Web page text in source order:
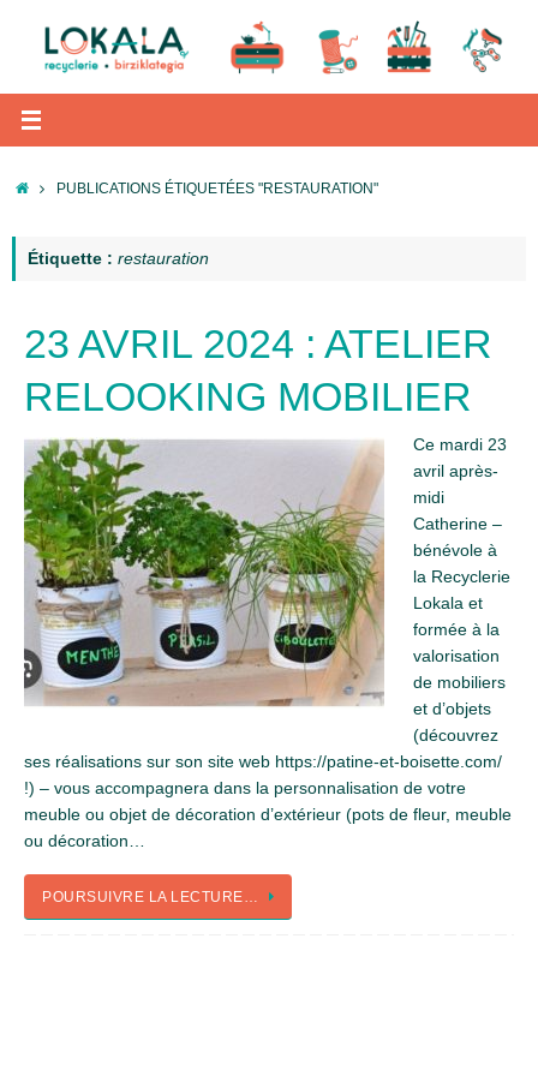
contenu
ACCUEIL
PUBLICATIONS ÉTIQUETÉES "RESTAURATION"
Étiquette : restauration
23 AVRIL 2024 : ATELIER
RELOOKING MOBILIER
Ce mardi 23
avril après-
midi
Catherine –
bénévole à
la Recyclerie
Lokala et
formée à la
valorisation
de mobiliers
et d’objets
(découvrez
ses réalisations sur son site web https://patine-et-boisette.com/
!) – vous accompagnera dans la personnalisation de votre
meuble ou objet de décoration d’extérieur (pots de fleur, meuble
ou décoration…
POURSUIVRE LA LECTURE…